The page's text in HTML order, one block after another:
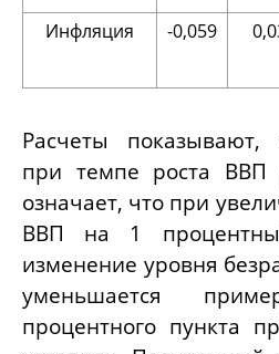
Инфляция -0,059
Расчеты показывают,
при темпе роста ВВП
означает, что при
ВВП на 1
изменение уровня
уменьшается
процентного пункта